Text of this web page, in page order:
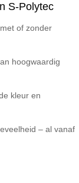
S-Polytec
of zonder
hoogwaardig
kleur en
– al vanaf